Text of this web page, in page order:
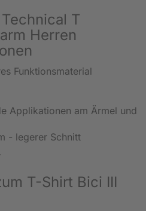
T
Herren
Funktionsmaterial
Applikationen am Ärmel und
- legerer Schnitt
T-Shirt Bici III